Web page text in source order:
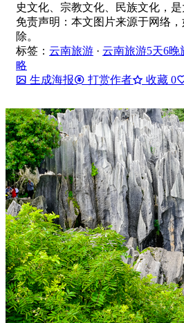
史文化、宗教文化、民族文化，是
免责声明：本文图片来源于网络
除。
标签： 云南旅游 · 云南旅游5天6晚
略
生成海报
打赏作者 收藏 0